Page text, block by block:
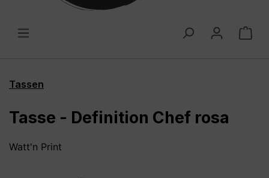
Tassen
Tasse - Definition Chef rosa
Watt'n Print